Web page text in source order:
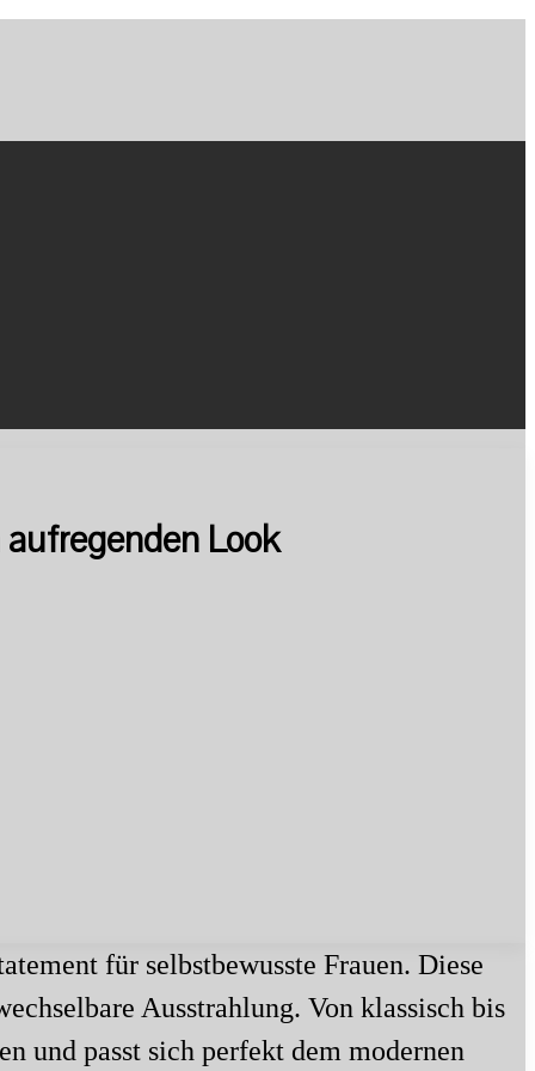
Look
für selbstbewusste Frauen. Diese
Ausstrahlung. Von klassisch bis
und passt sich perfekt dem modernen